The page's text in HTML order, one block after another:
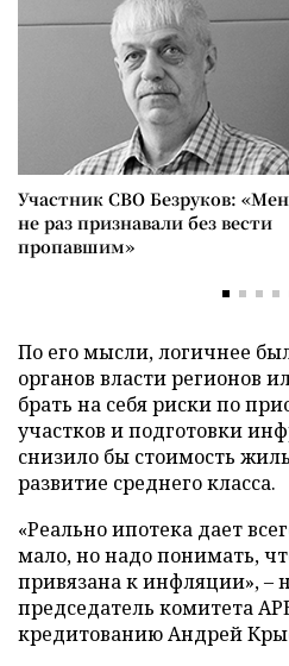
Участник СВО Безруков:
не раз признавали без вести
пропавшим»
По его мысли, логичнее
органов власти регионов
брать на себя риски по
участков и подготовки
снизило бы стоимость
развитие среднего класса.
«Реально ипотека дает
мало, но надо понимать,
привязана к инфляции», –
председатель комитета
кредитованию Андрей